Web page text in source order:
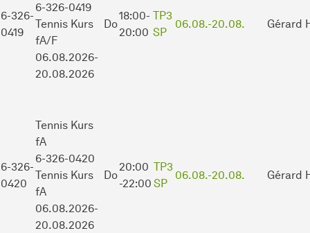
6-326-
0419
6-326-0419
Tennis Kurs
fA/F
06.08.2026-
20.08.2026
Do
18:00-
20:00
TP3
SP
06.08.-20.08. Gérard
6-326-
0420
Tennis Kurs
fA
6-326-0420
Tennis Kurs
fA
06.08.2026-
20.08.2026
Do
20:00
-22:00
TP3
SP
06.08.-20.08. Gérard